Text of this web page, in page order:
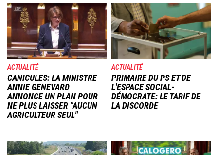
Image
ACTUALITÉ
CANICULES: LA MINISTRE
ANNIE GENEVARD
ANNONCE UN PLAN POUR
NE PLUS LAISSER "AUCUN
AGRICULTEUR SEUL"
Image
ACTUALITÉ
PRIMAIRE DU PS ET DE
L'ESPACE SOCIAL-
DÉMOCRATE: LE TARIF DE
LA DISCORDE
Image Image